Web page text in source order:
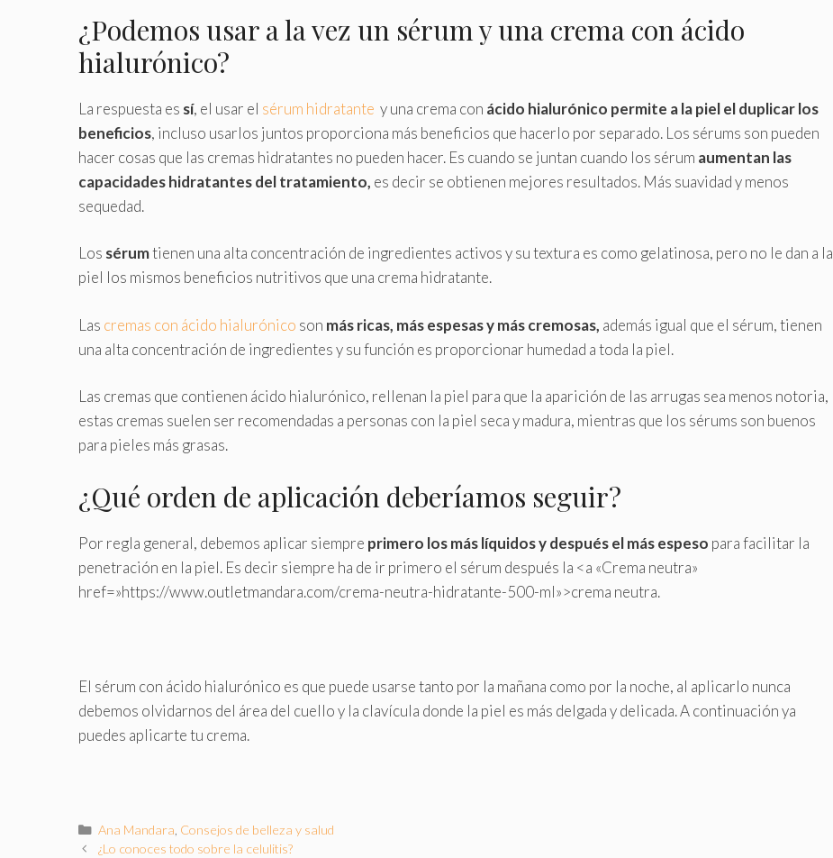
¿Podemos usar a la vez un sérum y una crema con ácido
hialurónico?
La respuesta es sí, el usar el sérum hidratante y una crema con ácido hialurónico permite a la piel el duplicar los
beneficios, incluso usarlos juntos proporciona más beneficios que hacerlo por separado. Los sérums son pueden
hacer cosas que las cremas hidratantes no pueden hacer. Es cuando se juntan cuando los sérum aumentan las
capacidades hidratantes del tratamiento, es decir se obtienen mejores resultados. Más suavidad y menos
sequedad.
Los sérumtienen una alta concentración de ingredientes activos y su textura es como gelatinosa, pero no le dan a la
piel los mismos beneficios nutritivos que una crema hidratante.
Las cremas con ácido hialurónico son más ricas, más espesas y más cremosas, además igual que el sérum, tienen
una alta concentración de ingredientes y su función es proporcionar humedad a toda la piel.
Las cremas que contienen ácido hialurónico, rellenan la piel para que la aparición de las arrugas sea menos notoria,
estas cremas suelen ser recomendadas a personas con la piel seca y madura, mientras que los sérums son buenos
para pieles más grasas.
¿Qué orden de aplicación deberíamos seguir?
Por regla general, debemos aplicar siempre primero los más líquidos y después el más espeso para facilitar la
penetración en la piel. Es decir siempre ha de ir primero el sérum después la <a «Crema neutra»
href=»https://www.outletmandara.com/crema-neutra-hidratante-500-ml»>crema neutra.
El sérum con ácido hialurónico es que puede usarse tanto por la mañana como por la noche, al aplicarlo nunca
debemos olvidarnos del área del cuello y la clavícula donde la piel es más delgada y delicada. A continuación ya
puedes aplicarte tu crema.
Categorías
Ana Mandara Consejos de belleza y salud
¿Lo conoces todo sobre la celulitis?